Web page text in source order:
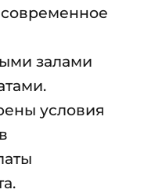
залами
условия